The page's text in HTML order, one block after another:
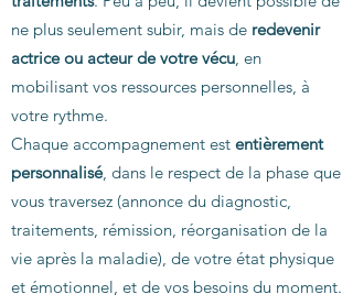
ne plus seulement subir, mais de redevenir
actrice ou acteur de votre vécu, en
mobilisant vos ressources personnelles, à
votre rythme.
Chaque accompagnement est entièrement
personnalisé, dans le respect de la phase que
vous traversez (annonce du diagnostic,
traitements, rémission, réorganisation de la
vie après la maladie), de votre état physique
et émotionnel, et de vos besoins du moment.